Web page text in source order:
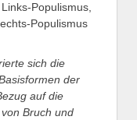
Populismus,
Populismus
sich die
der
auf die
von Bruch und